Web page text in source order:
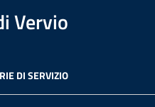
Vervio
DI SERVIZIO